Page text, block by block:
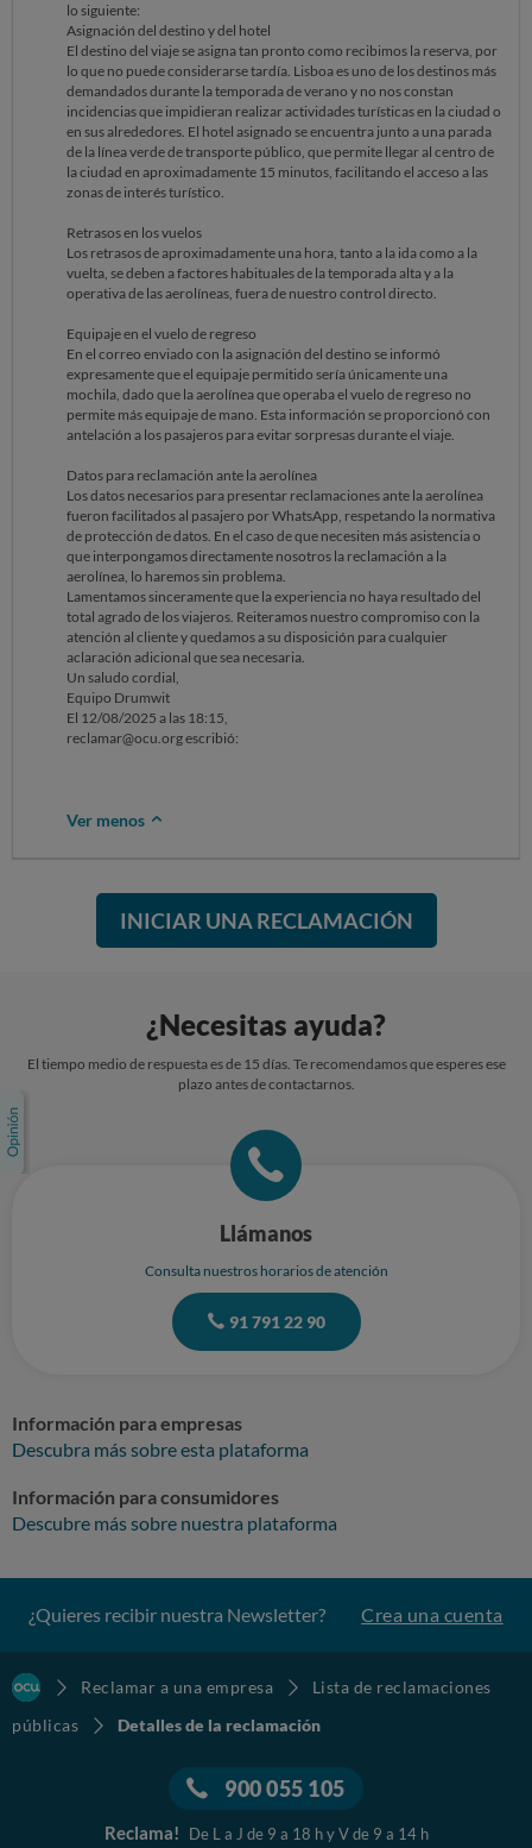
La asignación se realizó tardíamente, lo que impidió que el destino
pudiera ser otro en mejores condiciones, de haberse hecho con la
debida antelación. El día del vuelo, la hora del despegue se demoró
cerca de una hora. Cuando se pusieron en contacto con nosotros para
preguntarnos que tal y se lo contamos, su respuesta fue prácticamente
como dejarnos en leído.
El hotel asignado estaba muy alejado del centro, dificultando el acceso
a zonas de interés turístico.
Durante nuestra estancia, gran parte de la ciudad estaba en obras y las
zonas de alrededor, de interés turístico, prácticamente confinada
debido al riesgo alto de incendio, lo que limitó severamente las
actividades previstas.
En el vuelo de regreso, se cambió de aerolínea, obligándome a facturar
y pagar una maleta que en el vuelo de ida pude llevar como equipaje de
mano sin problema. Además, el vuelo de regreso sufrió un retraso de
casi una hora.
2. Negativa a facilitar información personal
Actualmente estoy reclamando a la aerolínea el cobro indebido por la
maleta y el retraso del vuelo, ya que cumple con los estándares
considerados como equipaje de mano. Sin embargo, me indican que
no pueden facilitarme los datos del vuelo alegando la Ley de
Protección de Datos, a pesar de que el billete está emitido a mi nombre
y soy la interesada. Considero que esta negativa carece de fundamento
legal, ya que el artículo 15 del Reglamento General de Protección de
Datos (RGPD) y el artículo 13 de la Ley Orgánica 3/2018 (LOPDGDD)
me reconocen el derecho a acceder a mis datos personales y a recibir
información sobre su tratamiento. La referencia y los detalles del vuelo
forman parte de mis datos personales.
3. Solicito
Que se inste a Drumwit a facilitar de forma inmediata la referencia y
detalles del vuelo de regreso.
garantizando una asignación de viajes competente.
Sin otro particular, atentamente.
lo siguiente:
Asignación del destino y del hotel
El destino del viaje se asigna tan pronto como recibimos la reserva, por
lo que no puede considerarse tardía. Lisboa es uno de los destinos más
demandados durante la temporada de verano y no nos constan
incidencias que impidieran realizar actividades turísticas en la ciudad o
en sus alrededores. El hotel asignado se encuentra junto a una parada
de la línea verde de transporte público, que permite llegar al centro de
la ciudad en aproximadamente 15 minutos, facilitando el acceso a las
zonas de interés turístico.
Retrasos en los vuelos
Los retrasos de aproximadamente una hora, tanto a la ida como a la
vuelta, se deben a factores habituales de la temporada alta y a la
operativa de las aerolíneas, fuera de nuestro control directo.
Equipaje en el vuelo de regreso
En el correo enviado con la asignación del destino se informó
expresamente que el equipaje permitido sería únicamente una
mochila, dado que la aerolínea que operaba el vuelo de regreso no
permite más equipaje de mano. Esta información se proporcionó con
antelación a los pasajeros para evitar sorpresas durante el viaje.
Datos para reclamación ante la aerolínea
Los datos necesarios para presentar reclamaciones ante la aerolínea
fueron facilitados al pasajero por WhatsApp, respetando la normativa
de protección de datos. En el caso de que necesiten más asistencia o
que interpongamos directamente nosotros la reclamación a la
aerolínea, lo haremos sin problema.
Lamentamos sinceramente que la experiencia no haya resultado del
total agrado de los viajeros. Reiteramos nuestro compromiso con la
atención al cliente y quedamos a su disposición para cualquier
aclaración adicional que sea necesaria.
Un saludo cordial,
Equipo Drumwit
El 12/08/2025 a las 18:15,
reclamar@ocu.org escribió:
Ver menos
INICIAR UNA RECLAMACIÓN
¿Necesitas ayuda?
El tiempo medio de respuesta es de 15 días. Te recomendamos que esperes ese
plazo antes de contactarnos.
Llámanos
Consulta nuestros horarios de atención
91 791 22 90
Información para empresas
Descubra más sobre esta plataforma
Información para consumidores
Descubre más sobre nuestra plataforma
¿Quieres recibir nuestra Newsletter? Crea una cuenta
Reclamar a una empresa
Lista de reclamaciones
públicas
Detalles de la reclamación
900 055 105
Reclama! De L a J de 9 a 18 h y V de 9 a 14 h